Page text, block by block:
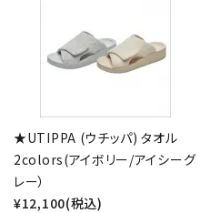
★UTIPPA (ウチッパ) タオル
2colors(アイボリー/アイシーグ
レー）
¥12,100(税込)